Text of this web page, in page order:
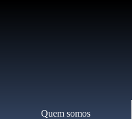
Quem somos